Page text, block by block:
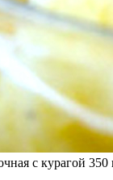
с курагой 350